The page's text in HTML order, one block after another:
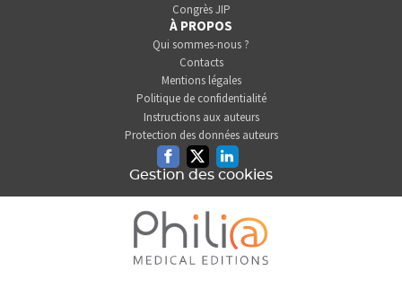
Congrès JIP
À PROPOS
Qui sommes-nous ?
Contacts
Mentions légales
Politique de confidentialité
Instructions aux auteurs
Protection des données auteurs
FacebookTwitterLinkedin
Gestion des cookies